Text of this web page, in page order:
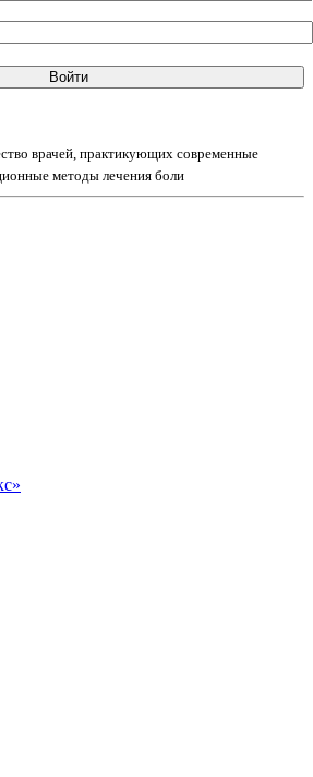
Войти
врачей, практикующих современные
методы лечения боли